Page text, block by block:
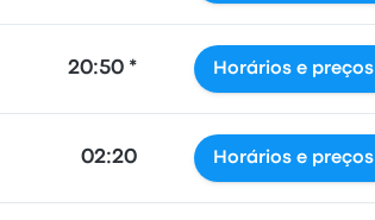
20:50 * Horários e preços
02:20 Horários e preços